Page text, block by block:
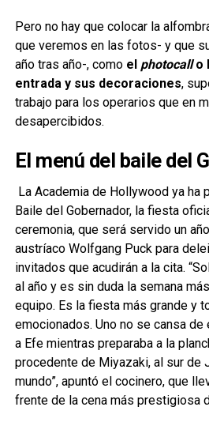
Pero no hay que colocar la
que veremos en las fotos- y que
año tras año-, como el photocallo
entrada y sus decoraciones,
trabajo para los operarios que en
desapercibidos.
El menú del baile del
La Academia de Hollywood ya ha
Baile del Gobernador, la fiesta
ceremonia, que será servido un
austríaco Wolfgang Puck para
invitados que acudirán a la cita.
al año y es sin duda la semana
equipo. Es la fiesta más grande y
emocionados. Uno no se cansa de
a Efe mientras preparaba a la
procedente de Miyazaki, al sur de
mundo”, apuntó el cocinero, que
frente de la cena más prestigiosa